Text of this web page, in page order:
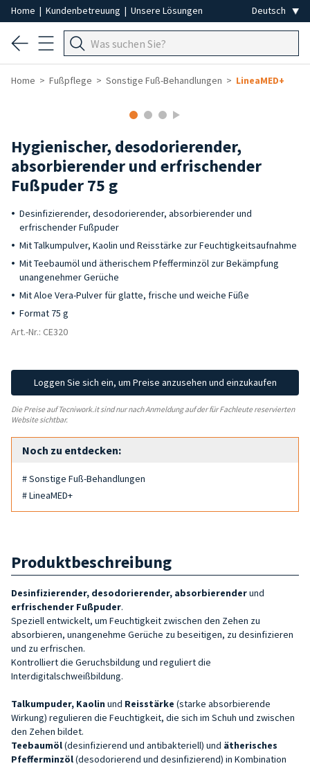
Home | Kundenbetreuung | Unsere Lösungen
Home Fußpflege Sonstige Fuß-Behandlungen LineaMED+
Hygienischer, desodorierender,
absorbierender und erfrischender
Fußpuder 75 g
Desinfizierender, desodorierender, absorbierender und
erfrischender Fußpuder
Mit Talkumpulver, Kaolin und Reisstärke zur Feuchtigkeitsaufnahme
Mit Teebaumöl und ätherischem Pfefferminzöl zur Bekämpfung
unangenehmer Gerüche
Mit Aloe Vera-Pulver für glatte, frische und weiche Füße
Format 75 g
Art.-Nr.: CE320
Loggen Sie sich ein, um Preise anzusehen und einzukaufen
Die Preise auf Tecniwork.it sind nur nach Anmeldung auf der für Fachleute reservierten
Website sichtbar.
Noch zu entdecken:
# Sonstige Fuß-Behandlungen
# LineaMED+
Produktbeschreibung
Desinfizierender, desodorierender, absorbierenderund
erfrischender Fußpuder.
Speziell entwickelt, um Feuchtigkeit zwischen den Zehen zu
absorbieren, unangenehme Gerüche zu beseitigen, zu desinfizieren
und zu erfrischen.
Kontrolliert die Geruchsbildung und reguliert die
Interdigitalschweißbildung.
Talkumpuder, Kaolin und Reisstärke (starke absorbierende
Wirkung) regulieren die Feuchtigkeit, die sich im Schuh und zwischen
den Zehen bildet.
Teebaumöl(desinfizierend und antibakteriell) und ätherisches
Pfefferminzöl(desodorierend und desinfizierend) in Kombination